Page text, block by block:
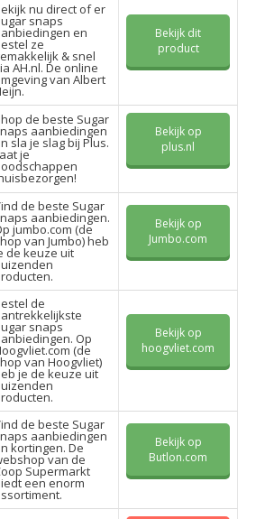
nu direct of er
snaps
en
ze
& snel
AH.nl. De online
van Albert
Bekijk dit
product
de beste Sugar
aanbiedingen
sla je slag bij Plus.
je
Bekijk op
plus.nl
de beste Sugar
aanbiedingen.
jumbo.com (de
van Jumbo) heb
de keuze uit
Bekijk op
Jumbo.com
de
snaps
Op
(de
van Hoogvliet)
je de keuze uit
Bekijk op
hoogvliet.com
de beste Sugar
aanbiedingen
kortingen. De
van de
Supermarkt
een enorm
Bekijk op
Butlon.com